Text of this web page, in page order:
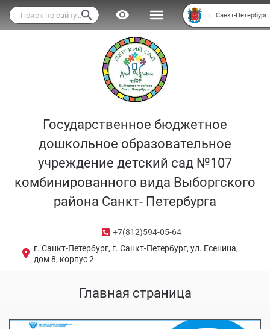
Версия для слабовидящих
г. Санкт-Петербург
Государственное бюджетное
дошкольное образовательное
учреждение детский сад №107
комбинированного вида Выборгского
района Санкт- Петербурга
+7(812)594-05-64
г. Санкт-Петербург, г. Санкт-Петербург, ул. Есенина,
дом 8, корпус 2
Главная страница